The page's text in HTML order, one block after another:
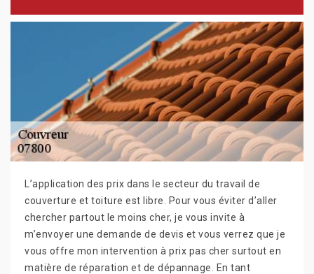
L’application des prix dans le secteur du travail de
couverture et toiture est libre. Pour vous éviter d’aller
chercher partout le moins cher, je vous invite à
m’envoyer une demande de devis et vous verrez que je
vous offre mon intervention à prix pas cher surtout en
matière de réparation et de dépannage. En tant